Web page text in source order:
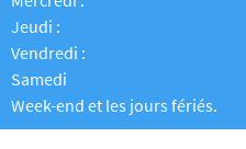
Jeudi :
Vendredi :
Samedi
Week-end et les jours fériés.